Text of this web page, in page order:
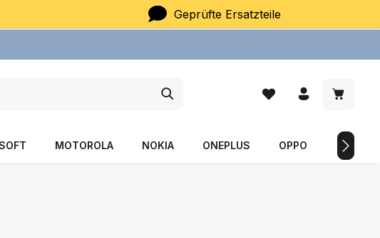
Geprüfte Ersatzteile
Du hast 0 Produkte
MOTOROLA NOKIA ONEPLUS OPPO